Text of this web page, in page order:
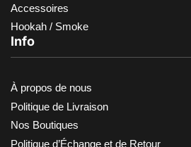
Accessoires
Hookah / Smoke
Info
À propos de nous
Politique de Livraison
Nos Boutiques
Politique d’Échange et de Retour